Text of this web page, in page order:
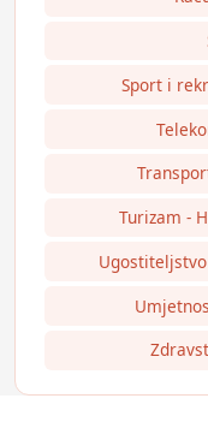
Sport i
Turizam -